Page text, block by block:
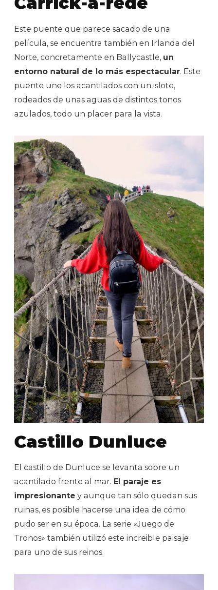
Este puente que parece sacado de una
película, se encuentra también en Irlanda del
Norte, concretamente en Ballycastle, un
entorno natural de lo más espectacular. Este
puente une los acantilados con un islote,
rodeados de unas aguas de distintos tonos
azulados, todo un placer para la vista.
Castillo Dunluce
El castillo de Dunluce se levanta sobre un
acantilado frente al mar. El paraje es
impresionante y aunque tan sólo quedan sus
ruinas, es posible hacerse una idea de cómo
pudo ser en su época. La serie «Juego de
Tronos» también utilizó este increible paisaje
para uno de sus reinos.